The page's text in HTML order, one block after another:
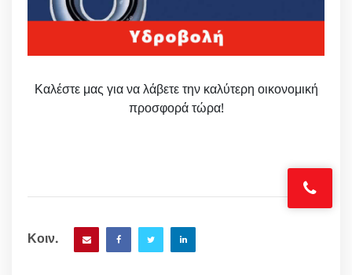
Καλέστε μας για να λάβετε την καλύτερη οικονομική
προσφορά τώρα!
Κοιν.